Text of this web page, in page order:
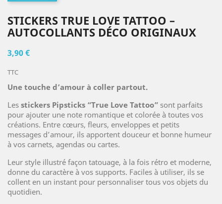
STICKERS TRUE LOVE TATTOO –
AUTOCOLLANTS DÉCO ORIGINAUX
3,90 €
TTC
Une touche d’amour à coller partout.
Les stickers Pipsticks “True Love Tattoo” sont parfaits
pour ajouter une note romantique et colorée à toutes vos
créations. Entre cœurs, fleurs, enveloppes et petits
messages d’amour, ils apportent douceur et bonne humeur
à vos carnets, agendas ou cartes.
Leur style illustré façon tatouage, à la fois rétro et moderne,
donne du caractère à vos supports. Faciles à utiliser, ils se
collent en un instant pour personnaliser tous vos objets du
quotidien.